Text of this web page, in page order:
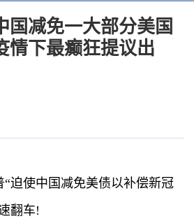
国减免一大部分美国
情下最癫狂提议出
“迫使中国减免美债以补偿新冠
翻车!